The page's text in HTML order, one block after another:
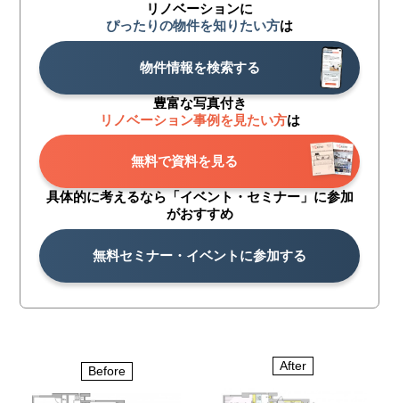
リノベーションに
ぴったりの物件を知りたい方は
物件情報を検索する
豊富な写真付き
リノベーション事例を見たい方は
無料で資料を見る
具体的に考えるなら「イベント・セミナー」に参加
がおすすめ
無料セミナー・イベントに参加する
Before After